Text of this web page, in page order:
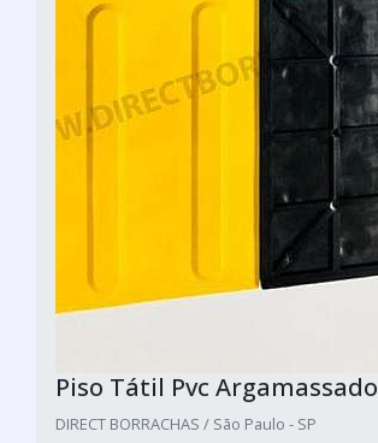
Piso Tátil Pvc Argamassado
DIRECT BORRACHAS / São Paulo - SP